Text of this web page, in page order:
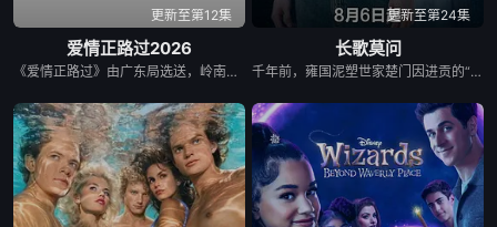
更新至第12集
爱情正路过2026
《爱情正路过》由广东局选送，岭南文化传媒（广东）有限公司出品，10分钟*12集，取景地为云南昆明滇池、海埂大坝等，讲述了两个性格迥异、生活经历不同的都市青年男女，在昆明旅行中彼此治愈与成长的爱情故事，展现了昆明文旅、非遗、少数民族文化等元素。
更新至第24集
长歌莫问
千年前，雍国泥塑世家楚门因进贡的“十二生肖”离奇流血炸裂，惨遭满门流放，楚父以死鸣冤。楚家大小姐楚梓鸢带着滔天恨意，在屠刀落地的瞬间，灵魂跨越千年，附身到了与她容貌一模一样的女大学生——楚长歌的身上。命运的齿轮再次转动... 重生后，她惊觉现任男友陈莫问竟与前世仇人南辰面貌如一。面对这张令她切齿又心动的“仇人脸”，楚梓鸢在复仇执念与现实温情间反复横跳，与陈莫问展开了一段亦敌亦友、极限拉扯的宿命羁绊。 与此同时，围绕楚门遗作“泥塑坐虎”的夺宝大战爆发，各方势力意图夺取其中暗藏的密集《天工开物》。在阴谋环伺的全国泥塑大赛中，面对对手的投毒陷害与技术封锁，楚长歌与陈莫问最终放下成见，携手破局。他们利用硬核化学原理强势拆穿延续千年的“流血”骗局，在惊险的博弈中不仅守护了家族命脉，更揭开了当年背叛背后的深情真相。最终，这份执念化为大爱，楚门非遗技艺在两人的共同守护下，跨越千年焕发出全新生机。